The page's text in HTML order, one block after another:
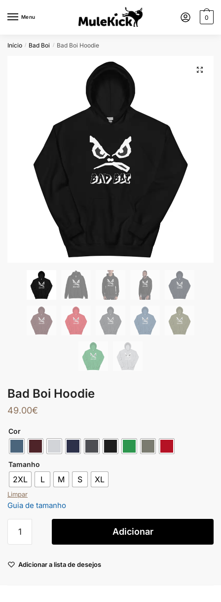
Menu 0
Início / Bad Boi / Bad Boi Hoodie
🔍
Bad Boi Hoodie
49.00€
Cor
Tamanho
2XL L M S XL
Limpar
Guia de tamanho
Adicionar
Adicionar a lista de desejos